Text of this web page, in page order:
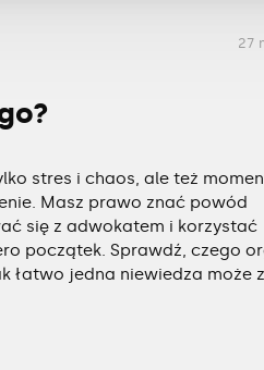
27
stres i chaos, ale też
Masz prawo znać powód
się z adwokatem i korzystać
początek. Sprawdź, czego
łatwo jedna niewiedza może